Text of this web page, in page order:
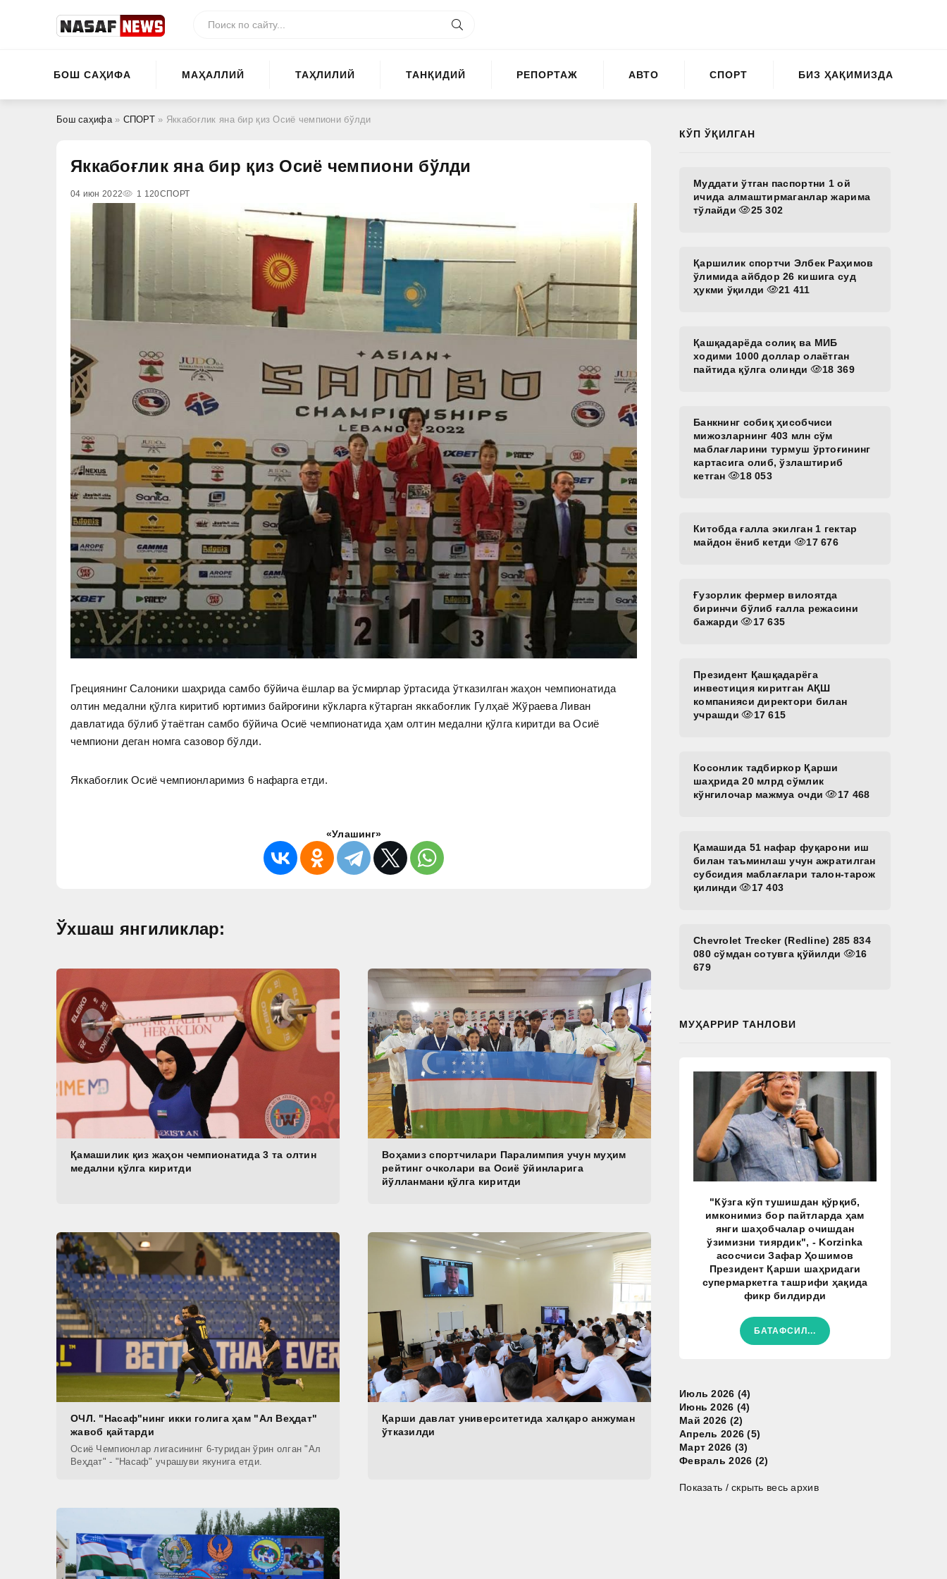
БОШ САҲИФА МАҲАЛЛИЙ ТАҲЛИЛИЙ ТАНҚИДИЙ РЕПОРТАЖ АВТО СПОРТ БИЗ ҲАҚИМИЗДА
Бош саҳифа» СПОРТ » Яккабоғлик яна бир қиз Осиё чемпиони бўлди
Яккабоғлик яна бир қиз Осиё чемпиони бўлди
04 июн 2022 1 120СПОРТ
Грециянинг Салоники шаҳрида самбо бўйича ёшлар ва ўсмирлар ўртасида ўтказилган жаҳон чемпионатида
олтин медални қўлга киритиб юртимиз байроғини кўкларга кўтарган яккабоғлик Гулҳаё Жўраева Ливан
давлатида бўлиб ўтаётган самбо бўйича Осиё чемпионатида ҳам олтин медални қўлга киритди ва Осиё
чемпиони деган номга сазовор бўлди.
Яккабоғлик Осиё чемпионларимиз 6 нафарга етди.
«Улашинг»
Ўхшаш янгиликлар:
Қамашилик қиз жаҳон чемпионатида 3 та олтин
медални қўлга киритди
Воҳамиз спортчилари Паралимпия учун муҳим
рейтинг очколари ва Осиё ўйинларига
йўлланмани қўлга киритди
ОЧЛ. "Насаф"нинг икки голига ҳам "Ал Веҳдат"
жавоб қайтарди
Осиё Чемпионлар лигасининг 6-туридан ўрин олган "Ал
Веҳдат" - "Насаф" учрашуви якунига етди.
Қарши давлат университетида халқаро анжуман
ўтказилди
КЎП ЎҚИЛГАН
Муддати ўтган паспортни 1 ой
ичида алмаштирмаганлар жарима
тўлайди
25 302
Қаршилик спортчи Элбек Раҳимов
ўлимида айбдор 26 кишига суд
ҳукми ўқилди
21 411
Қашқадарёда солиқ ва МИБ
ходими 1000 доллар олаётган
пайтида қўлга олинди
18 369
Банкнинг собиқ ҳисобчиси
мижозларнинг 403 млн сўм
маблағларини турмуш ўртоғининг
картасига олиб, ўзлаштириб
кетган
18 053
Китобда ғалла экилган 1 гектар
майдон ёниб кетди
17 676
Ғузорлик фермер вилоятда
биринчи бўлиб ғалла режасини
бажарди
17 635
Президент Қашқадарёга
инвестиция киритган АҚШ
компанияси директори билан
учрашди
17 615
Косонлик тадбиркор Қарши
шаҳрида 20 млрд сўмлик
кўнгилочар мажмуа очди
17 468
Қамашида 51 нафар фуқарони иш
билан таъминлаш учун ажратилган
субсидия маблағлари талон-тарож
қилинди
17 403
Chevrolet Trecker (Redline) 285 834
080 сўмдан сотувга қўйилди
16
679
МУҲАРРИР ТАНЛОВИ
"Кўзга кўп тушишдан қўрқиб,
имконимиз бор пайтларда ҳам
янги шаҳобчалар очишдан
ўзимизни тиярдик", - Korzinka
асосчиси Зафар Ҳошимов
Президент Қарши шаҳридаги
супермаркетга ташрифи ҳақида
фикр билдирди
БАТАФСИЛ...
Июль 2026 (4)
Июнь 2026 (4)
Май 2026 (2)
Апрель 2026 (5)
Март 2026 (3)
Февраль 2026 (2)
Показать / скрыть весь архив